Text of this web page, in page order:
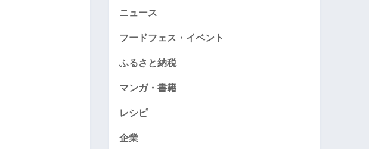
ニュース
フードフェス・イベント
ふるさと納税
マンガ・書籍
レシピ
企業